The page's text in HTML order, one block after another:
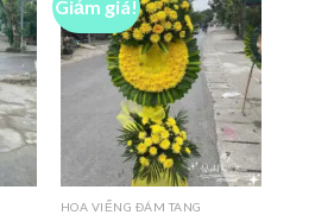
Giảm giá!
HOA VIẾNG ĐÁM TANG